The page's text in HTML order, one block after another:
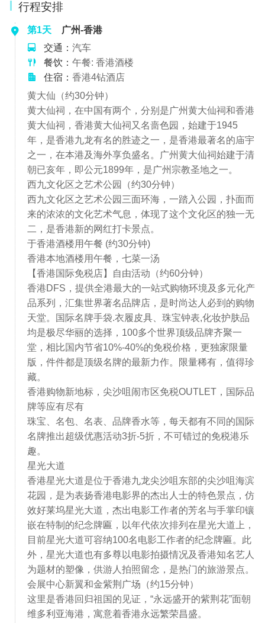
行程安排
第1天
广州-香港
交通： 汽车
餐饮： 午餐: 香港酒楼
住宿： 香港4钻酒店
黄大仙（约30分钟）
黄大仙祠，在中国有两个，分别是广州黄大仙祠和香港
黄大仙祠，香港黄大仙祠又名啬色园，始建于1945
年，是香港九龙有名的胜迹之一，是香港最著名的庙宇
之一，在本港及海外享负盛名。广州黄大仙祠始建于清
朝已亥年，即公元1899年，是广州宗教圣地之一。
西九文化区之艺术公园（约30分钟）
西九文化区之艺术公园三面环海，一踏入公园，扑面而
来的浓浓的文化艺术气息，体现了这个文化区的独一无
二，是香港新的网红打卡景点。
于香港酒楼用午餐 (约30分钟)
香港本地酒楼用午餐，七菜一汤
【香港国际免税店】自由活动（约60分钟）
香港DFS，提供全港最大的一站式购物环境及多元化产
品系列，汇集世界著名品牌店，是时尚达人必到的购物
天堂。国际名牌手袋.衣履皮具、珠宝钟表,化妆护肤品
均是极尽华丽的选择，100多个世界顶级品牌齐聚一
堂，相比国内节省10%-40%的免税价格，更独家限量
版，件件都是顶级名牌的最新力作。限量稀有，值得珍
藏。
香港购物新地标，尖沙咀闹市区免税OUTLET，国际品
牌等应有尽有
珠宝、名包、名表、品牌香水等，每天都有不同的国际
名牌推出超级优惠活动3折-5折，不可错过的免税港乐
趣。
星光大道
香港星光大道是位于香港九龙尖沙咀东部的尖沙咀海滨
花园，是为表扬香港电影界的杰出人士的特色景点，仿
效好莱坞星光大道，杰出电影工作者的芳名与手掌印镶
嵌在特制的纪念牌匾，以年代依次排列在星光大道上，
目前星光大道可容纳100名电影工作者的纪念牌匾。此
外，星光大道也有多尊以电影拍摄情况及香港知名艺人
为题材的塑像，供游人拍照留念，是热门的旅游景点。
会展中心新翼和金紫荆广场（约15分钟）
这里是香港回归祖国的见证，“永远盛开的紫荆花”面朝
维多利亚海港，寓意着香港永远繁荣昌盛。